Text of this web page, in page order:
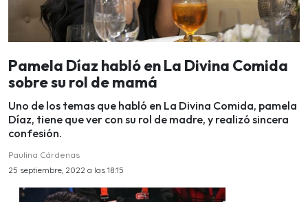
Pamela Díaz habló en La Divina Comida
sobre su rol de mamá
Uno de los temas que habló en La Divina Comida, pamela
Díaz, tiene que ver con su rol de madre, y realizó sincera
confesión.
Paulina Cárdenas
25 septiembre, 2022 a las 18:15